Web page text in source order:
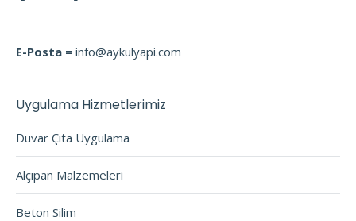
E-Posta = info@aykulyapi.com
Uygulama Hizmetlerimiz
Duvar Çıta Uygulama
Alçıpan Malzemeleri
Beton Silim